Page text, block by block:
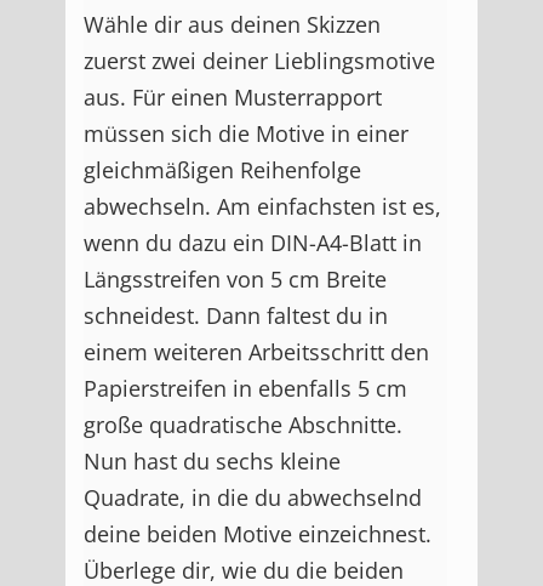
Wähle dir aus deinen Skizzen
zuerst zwei deiner Lieblingsmotive
aus. Für einen Musterrapport
müssen sich die Motive in einer
gleichmäßigen Reihenfolge
abwechseln. Am einfachsten ist es,
wenn du dazu ein DIN-A4-Blatt in
Längsstreifen von 5 cm Breite
schneidest. Dann faltest du in
einem weiteren Arbeitsschritt den
Papierstreifen in ebenfalls 5 cm
große quadratische Abschnitte.
Nun hast du sechs kleine
Quadrate, in die du abwechselnd
deine beiden Motive einzeichnest.
Überlege dir, wie du die beiden